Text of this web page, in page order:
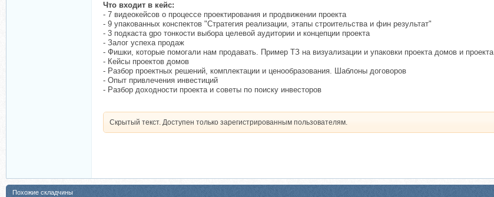
Что входит в кейс:
- 7 видеокейсов о процессе проектирования и продвижении проекта
- 9 упакованных конспектов "Cтратегия реализации, этапы строительства и фин результат"
- 3 подкаста gро тонкости выбора целевой аудитории и концепции проекта
- Залог успеха продаж
- Фишки, которые помогали нам продавать. Пример ТЗ на визуализации и упаковки проекта домов и проекта
- Кейсы проектов домов
- Разбор проектных решений, комплектации и ценообразования. Шаблоны договоров
- Опыт привлечения инвестиций
- Разбор доходности проекта и советы по поиску инвесторов
Скрытый текст. Доступен только зарегистрированным пользователям.
Похожие складчины